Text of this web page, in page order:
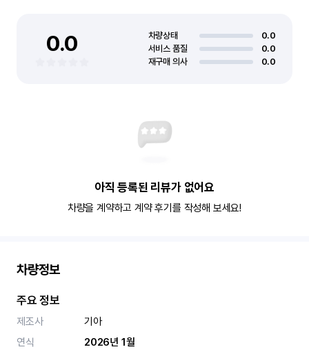
0.0 차량상태
0.0
서비스 품질
0.0
재구매 의사
0.0
아직 등록된 리뷰가 없어요
차량을 계약하고 계약 후기를 작성해 보세요!
차량정보
주요 정보
제조사
기아
연식
2026년 1월